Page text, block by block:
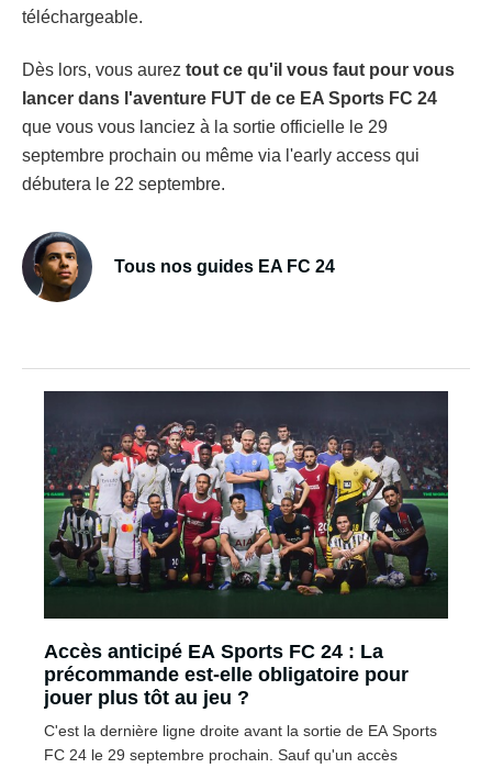
téléchargeable.
Dès lors, vous aurez tout ce qu'il vous faut pour vous
lancer dans l'aventure FUT de ce EA Sports FC 24
que vous vous lanciez à la sortie officielle le 29
septembre prochain ou même via l'early access qui
débutera le 22 septembre.
Tous nos guides EA FC 24
Accès anticipé EA Sports FC 24 : La
précommande est-elle obligatoire pour
jouer plus tôt au jeu ?
C'est la dernière ligne droite avant la sortie de EA Sports
FC 24 le 29 septembre prochain. Sauf qu'un accès